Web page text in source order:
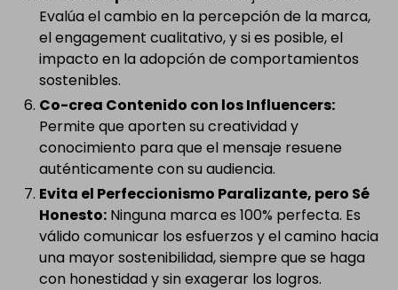
Evalúa el cambio en la percepción de la marca,
el engagement cualitativo, y si es posible, el
impacto en la adopción de comportamientos
sostenibles.
Co-crea Contenido con los Influencers:
Permite que aporten su creatividad y
conocimiento para que el mensaje resuene
auténticamente con su audiencia.
Evita el Perfeccionismo Paralizante, pero Sé
Honesto: Ninguna marca es 100% perfecta. Es
válido comunicar los esfuerzos y el camino hacia
una mayor sostenibilidad, siempre que se haga
con honestidad y sin exagerar los logros.